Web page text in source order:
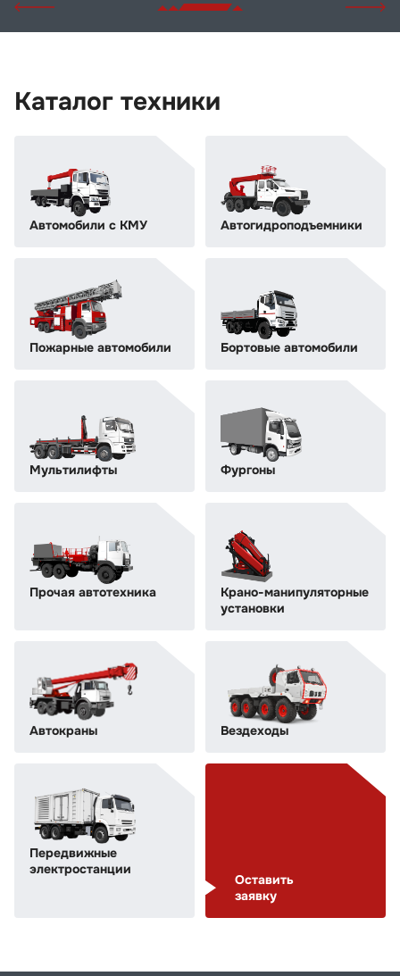
Каталог техники
Автомобили с КМУ Автогидроподъемники
Пожарные автомобили Бортовые автомобили
Мультилифты Фургоны
Прочая автотехника
Крано-манипуляторные
установки
Автокраны Вездеходы
Передвижные
электростанции
Оставить
заявку